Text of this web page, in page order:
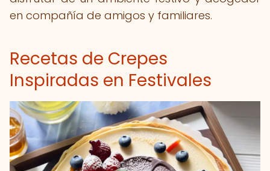
en compañía de amigos y familiares.
Recetas de Crepes
Inspiradas en Festivales